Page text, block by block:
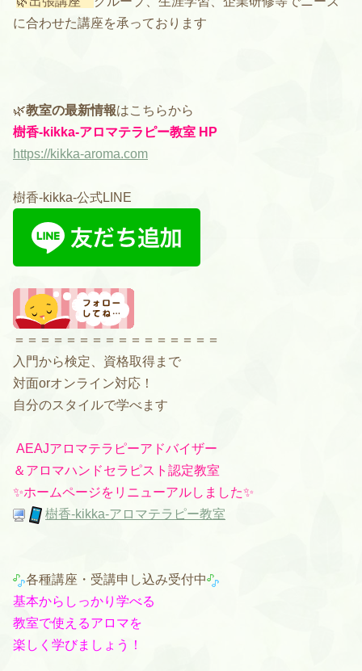
に合わせた講座を承っております
🌿教室の最新情報はこちらから
樹香-kikka-アロマテラピー教室 HP
https://kikka-aroma.com
樹香-kikka-公式LINE
＝＝＝＝＝＝＝＝＝＝＝＝＝＝＝＝
入門から検定、資格取得まで
対面orオンライン対応！
自分のスタイルで学べます
AEAJアロマテラピーアドバイザー
＆ アロマハンドセラピスト認定教室
✨ホームページをリニューアルしました✨
樹香-kikka-アロマテラピー教室
各種講座・受講申し込み受付中
基本からしっかり学べる
教室で使えるアロマを
楽しく学びましょう！